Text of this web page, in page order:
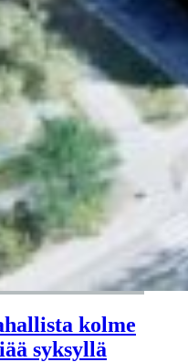
kolme
syksyllä